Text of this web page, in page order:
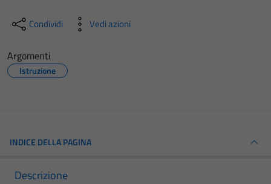
Condividi Vedi azioni
Argomenti
Istruzione
INDICE DELLA PAGINA
Descrizione